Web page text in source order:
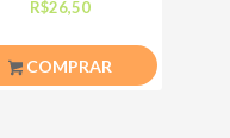
R$26,50
COMPRAR